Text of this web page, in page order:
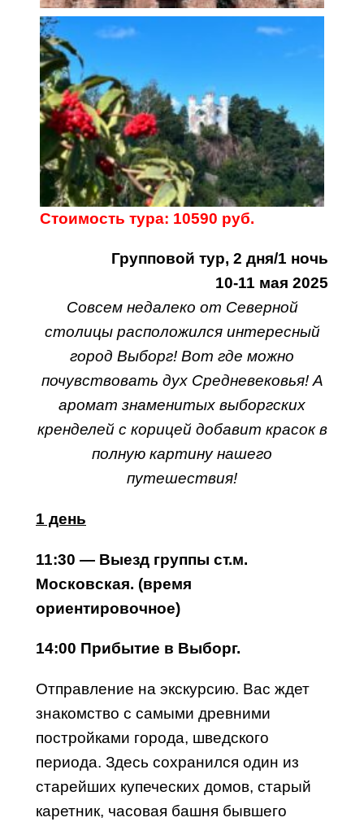
Стоимость тура: 10590 руб.
Групповой тур, 2 дня/1 ночь
10-11 мая 2025
Совсем недалеко от Северной
столицы расположился интересный
город Выборг! Вот где можно
почувствовать дух Средневековья! А
аромат знаменитых выборгских
кренделей с корицей добавит красок в
полную картину нашего
путешествия!
1 день
11:30 — Выезд группы ст.м.
Московская. (время
ориентировочное)
14:00 Прибытие в Выборг.
Отправление на экскурсию. Вас ждет
знакомство с самыми древними
постройками города, шведского
периода. Здесь сохранился один из
старейших купеческих домов, старый
каретник, часовая башня бывшего